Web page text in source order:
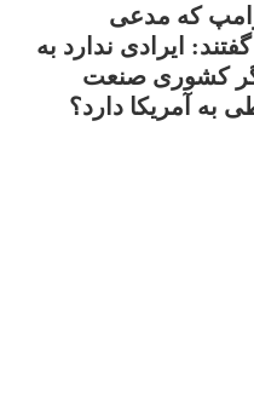
که مدعی
ایرادی ندارد به
اگر کشوری صنعت
به آمریکا دارد؟